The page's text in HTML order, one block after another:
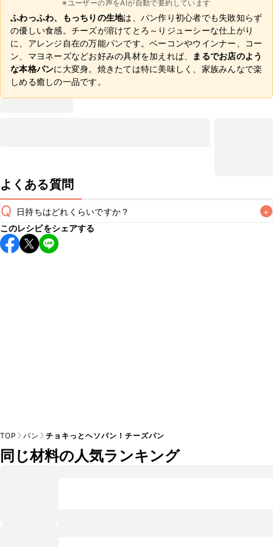
※ユーザーの声をAIが自動で要約しています
ふわっふわ、もっちりの生地は、パン作り初心者でも失敗知らず
の優しい食感。チーズが溶けてとろ～りジューシーな仕上がり
に、アレンジ自在の万能パンです。ベーコンやウインナー、コー
ン、マヨネーズなどお好みの具材を加えれば、
まるでお店のよう
な本格パンに大変身。焼きたては特に美味しく、家族みんなで楽
しめる癒しの一品です。
よくある質問
Q 日持ちはどれくらいですか？ +
保存期間は冷蔵で翌日中が目安です。なるべくお早めにお召
し上がりください。
このレシピをシェアする
TOP パン チョキっとヘソパン！チーズパン
同じ材料の人気ランキング